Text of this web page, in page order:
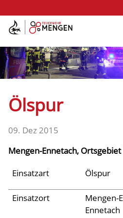
Kontakt Impressum
Die Feuerwehr
Fachdienste
Fahrzeuge
Einsätze
Archiv 2025
Ölspur
09. Dez 2015
Mengen-Ennetach,
Einsatzart
Ölspur
Einsatzort
Mengen-
Ennetach